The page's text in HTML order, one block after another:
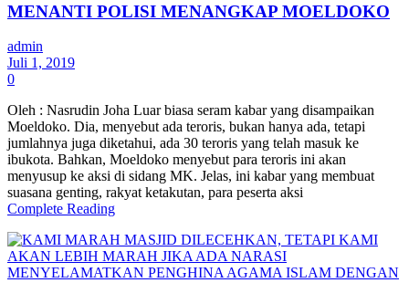
MENANTI POLISI MENANGKAP MOELDOKO
admin
Juli 1, 2019
0
Oleh : Nasrudin Joha Luar biasa seram kabar yang disampaikan
Moeldoko. Dia, menyebut ada teroris, bukan hanya ada, tetapi
jumlahnya juga diketahui, ada 30 teroris yang telah masuk ke
ibukota. Bahkan, Moeldoko menyebut para teroris ini akan
menyusup ke aksi di sidang MK. Jelas, ini kabar yang membuat
suasana genting, rakyat ketakutan, para peserta aksi
Complete Reading